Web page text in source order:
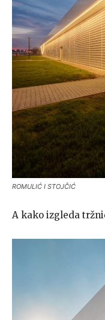
ROMULIĆ I STOJČIĆ
A kako izgleda